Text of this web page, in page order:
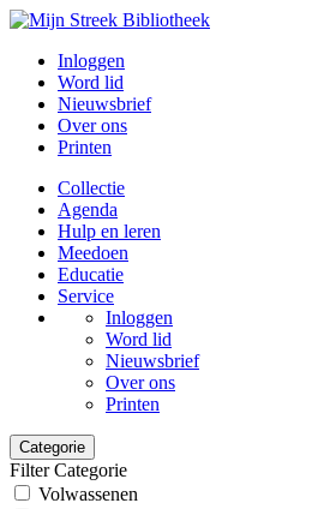
Inloggen
Word lid
Nieuwsbrief
Over ons
Printen
Collectie
Agenda
Hulp en leren
Meedoen
Educatie
Service
Inloggen
Word lid
Nieuwsbrief
Over ons
Printen
Categorie
Filter Categorie
Volwassenen